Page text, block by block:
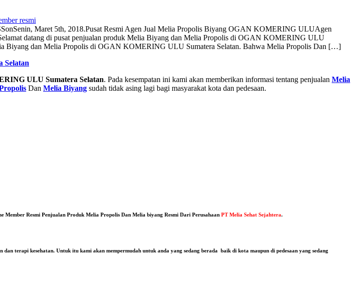
resmi
onSenin, Maret 5th, 2018.Pusat Resmi Agen Jual Melia Propolis Biyang OGAN KOMERING ULUAgen
datang di pusat penjualan produk Melia Biyang dan Melia Propolis di OGAN KOMERING ULU
Biyang dan Melia Propolis di OGAN KOMERING ULU Sumatera Selatan. Bahwa Melia Propolis Dan […]
Selatan
ULU Sumatera Selatan. Pada kesempatan ini kami akan memberikan informasi tentang penjualan Melia
Dan Melia Biyang sudah tidak asing lagi bagi masyarakat kota dan pedesaan.
Member Resmi Penjualan Produk Melia Propolis Dan Melia biyang Resmi Dari Perusahaan PT Melia Sehat Sejahtera.
terapi kesehatan. Untuk itu kami akan mempermudah untuk anda yang sedang berada baik di kota maupun di pedesaan yang sedang